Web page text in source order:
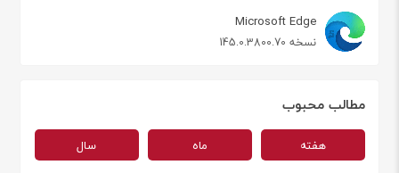
Microsoft Edge
نسخه 145.0.3800.70
مطالب محبوب
هفته ماه سال